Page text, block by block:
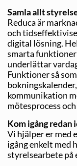
Samla allt
Reduca är
och
digital lösning.
smarta funktioner
underlättar
Funktioner så
kommunikation
mötesprocess
Kom igång redan
Vi hjälper er med
igång enkelt med
styrelsearbete